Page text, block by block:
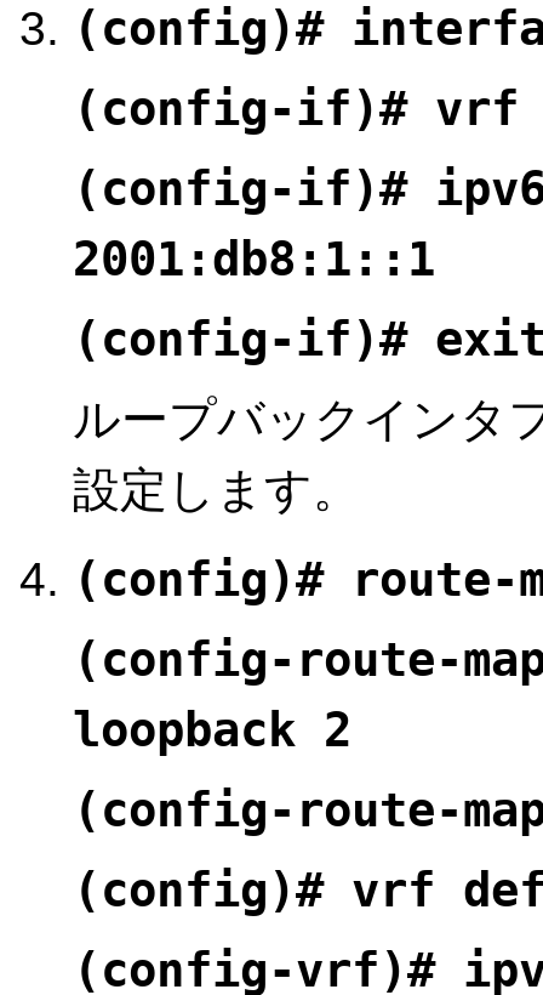
(config)#
(config-if)# vrf
(config-if)# ipv6
2001:db8:1::1
(config-if)#
ループバックインタ
設定します。
(config)# route-
(config-route-
loopback 2
(config-route-
(config)# vrf
(config-vrf)#